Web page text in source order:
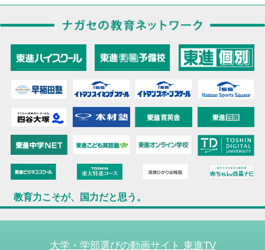
教育力こそが、国力だと思う。
大学・学部選びの動画サイト 東進TV